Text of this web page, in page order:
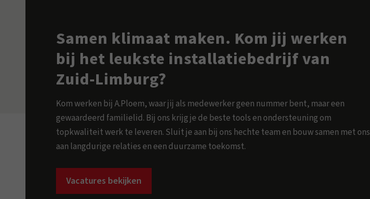
Samen klimaat maken. Kom jij werken
bij het leukste installatiebedrijf van
Zuid-Limburg?
Kom werken bij A.Ploem, waar jij als medewerker geen nummer bent, maar een
gewaardeerd familielid. Bij ons krijg je de beste tools en ondersteuning om
topkwaliteit werk te leveren. Sluit je aan bij ons hechte team en bouw samen met ons
aan langdurige relaties en een duurzame toekomst.
Vacatures bekijken